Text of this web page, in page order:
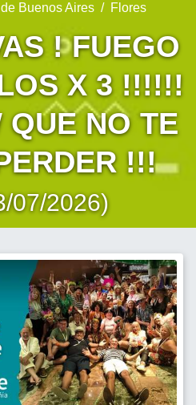
Buenos Aires Flores
! FUEGO
X 3 !!!!!!
QUE NO TE
!!!
07/2026)